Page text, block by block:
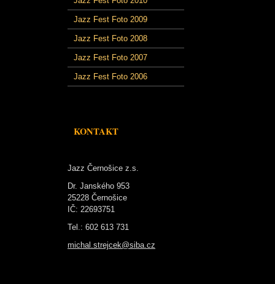
Jazz Fest Foto 2009
Jazz Fest Foto 2008
Jazz Fest Foto 2007
Jazz Fest Foto 2006
KONTAKT
Jazz Černošice z.s.
Dr. Janského 953
25228 Černošice
IČ: 22693751
Tel.: 602 613 731
michal.strejcek@siba.cz